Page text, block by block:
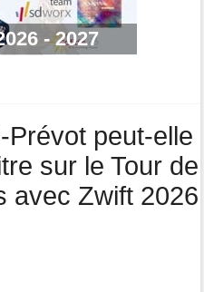
pour ne pas attaquer trop tôt"
sur la 7e étape
une nouvelle chute
- 2027
Prévot peut-elle
sur le Tour de
avec Zwift 2026